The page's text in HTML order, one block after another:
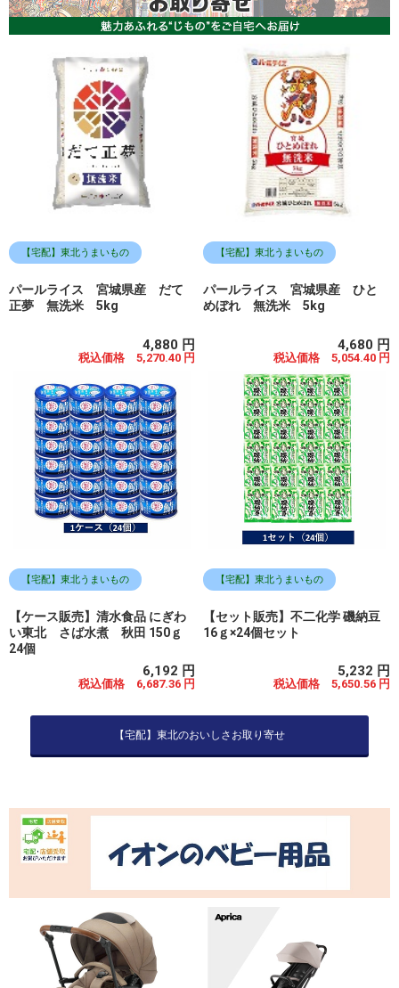
【宅配】東北うまいもの
パールライス 宮城県産 だて
正夢 無洗米 5kg
4,880 円
税込価格 5,270.40 円
【宅配】東北うまいもの
パールライス 宮城県産 ひと
めぼれ 無洗米 5kg
4,680 円
税込価格 5,054.40 円
【宅配】東北うまいもの
【ケース販売】清水食品 にぎわ
い東北 さば水煮 秋田 150ｇ
24個
6,192 円
税込価格 6,687.36 円
【宅配】東北うまいもの
【セット販売】不二化学 磯納豆
16ｇ×24個セット
5,232 円
税込価格 5,650.56 円
【宅配】東北のおいしさお取り寄せ